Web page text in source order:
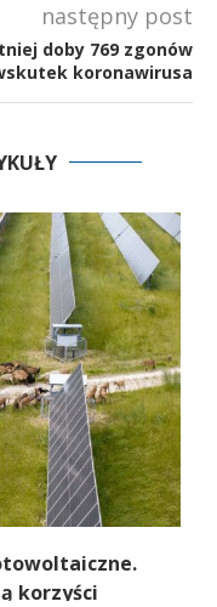
następny post
doby 769 zgonów
koronawirusa
korzyści